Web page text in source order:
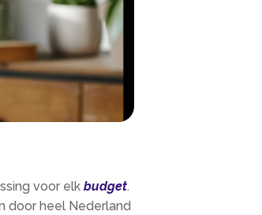
voor elk budget.
door heel Nederland